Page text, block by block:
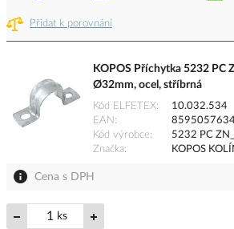
Přidat k porovnání
KOPOS Příchytka 5232 PC
Ø32mm, ocel, stříbrná
Kód ELFETEX
10.032.534
EAN
Kód výrobce
5232 PC
Značka
KOPOS
Cena s DPH
ks